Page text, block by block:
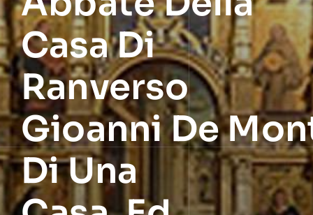
Casa Di
Ranverso
Gioanni De
Di Una